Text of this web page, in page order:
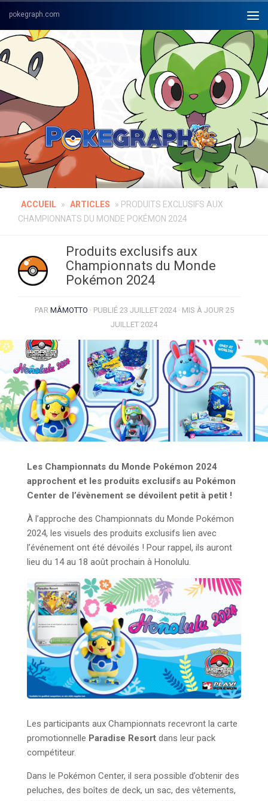
Skip to content
ACCUEIL » ARTICLES » PRODUITS EXCLUSIFS AUX
CHAMPIONNATS DU MONDE POKÉMON 2024
Produits exclusifs aux
Championnats du Monde
Pokémon 2024
PAR MÂMOTTO · PUBLIÉ 23 JUILLET 2024· MIS À JOUR 25
JUILLET 2024
Les Championnats du Monde Pokémon 2024
approchent et les produits exclusifs au Pokémon
Center de l’évènement se dévoilent petit à petit !
À l’approche des Championnats du Monde Pokémon
2024, les visuels des produits exclusifs lien avec
l’événement ont été dévoilés ! Pour rappel, ils auront
lieu du 14 au 18 août prochain à Honolulu.
Les participants aux Championnats recevront la carte
promotionnelle Paradise Resort dans leur pack
compétiteur.
Dans le Pokémon Center, il sera possible d’obtenir des
peluches, des boîtes de deck, un sac, des vêtements,